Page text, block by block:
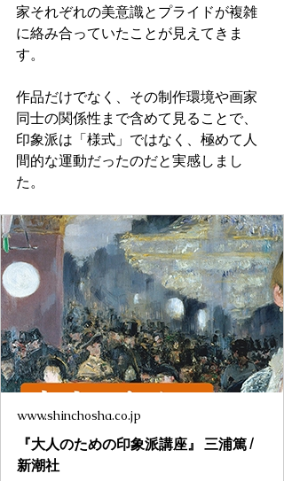
家それぞれの美意識とプライドが複雑
に絡み合っていたことが見えてきま
す。
作品だけでなく、その制作環境や画家
同士の関係性まで含めて見ることで、
印象派は「様式」ではなく、極めて人
間的な運動だったのだと実感しまし
た。
www.shinchosha.co.jp
『大人のための印象派講座』 三浦篤 |
新潮社